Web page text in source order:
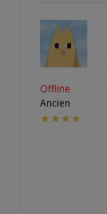
Offline
Ancien
★★★★